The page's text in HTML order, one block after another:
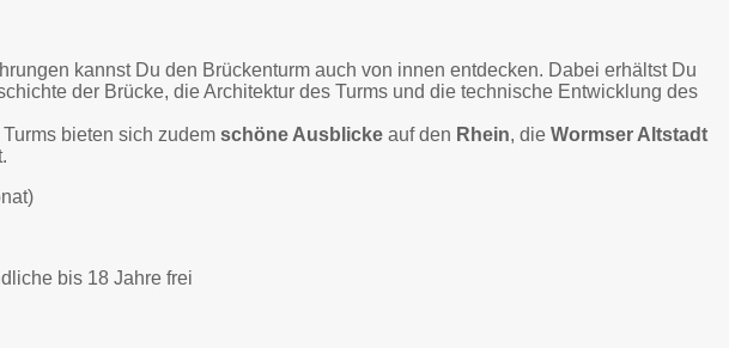
kannst Du den Brückenturm auch von innen entdecken. Dabei erhältst Du
der Brücke, die Architektur des Turms und die technische Entwicklung des
bieten sich zudemschöne Ausblicke auf den Rhein, dieWormser Altstadt
bis 18 Jahre frei